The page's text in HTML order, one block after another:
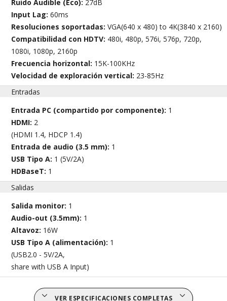
Ruido Audible (Eco): 27dB
Input Lag:60ms
Resoluciones soportadas:VGA(640 x 480) to 4K(3840 x 2160)
Compatibilidad con HDTV: 480i, 480p, 576i, 576p, 720p,
1080i, 1080p, 2160p
Frecuencia horizontal: 15K-100KHz
Velocidad de exploración vertical: 23-85Hz
Entradas
Entrada PC (compartido por componente): 1
HDMI: 2
(HDMI 1.4, HDCP 1.4)
Entrada de audio (3.5 mm): 1
USB Tipo A: 1 (5V/2A)
HDBaseT: 1
Salidas
Salida monitor: 1
Audio-out (3.5mm): 1
Altavoz: 16W
USB Tipo A (alimentación): 1
(USB2.0 - 5V/2A,
share with USB A Input)
VER ESPECIFICACIONES COMPLETAS